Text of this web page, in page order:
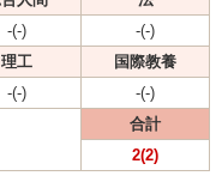
-(-)
-(-)
理工
国際教養
-(-)
-(-)
合計
2(2)